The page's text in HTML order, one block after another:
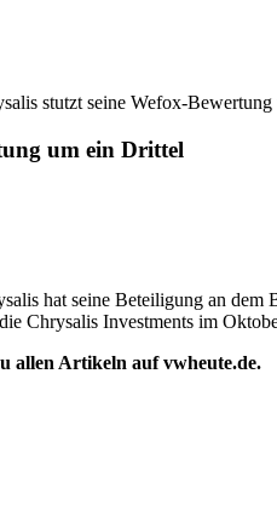
stutzt seine Wefox-
um ein Drittel
hat seine Beteiligung an
Chrysalis Investments im
allen Artikeln auf vwheute.de.